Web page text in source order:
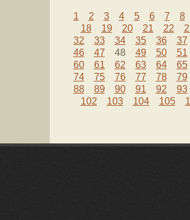
1 2 3 4 5 6 7
8
18
19 20 21 22
32
33 34 35 36
37
46
47 48 49 50
51
60
61 62 63 64
65
74
75 76 77 78
79
88
89 90 91 92
93
102
103 104 105